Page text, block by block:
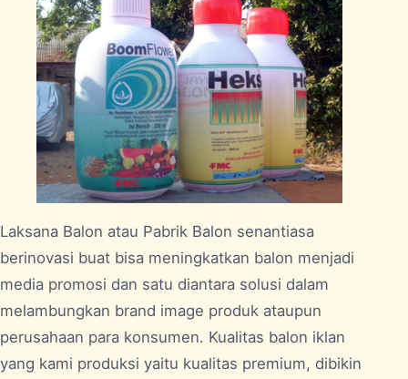
Laksana Balon atau Pabrik Balon senantiasa
berinovasi buat bisa meningkatkan balon menjadi
media promosi dan satu diantara solusi dalam
melambungkan brand image produk ataupun
perusahaan para konsumen. Kualitas balon iklan
yang kami produksi yaitu kualitas premium, dibikin